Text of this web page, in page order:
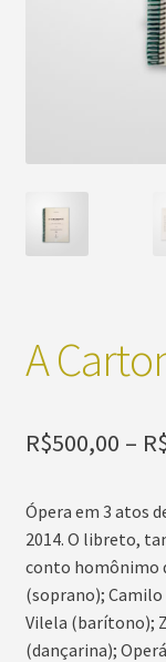
A
R$500,00 –
Ópera em 3 atos
2014. O libreto,
conto homônimo
(soprano);
Vilela (barítono);
(dançarina);